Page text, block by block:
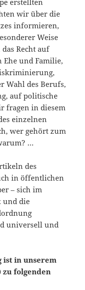
erstellten
wir über die
informieren,
Weise
Recht auf
Ehe und Familie,
Wahl des Berufs,
auf politische
fragen in diesem
einzelnen
wer gehört zum
…
des
in öffentlichen
– sich im
und die
universell und
ist in unserem
zu folgenden